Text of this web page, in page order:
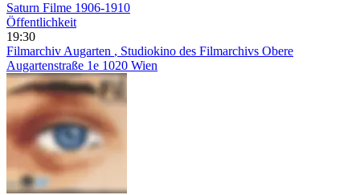
Saturn Filme 1906-1910
Öffentlichkeit
19:30
Filmarchiv Augarten , Studiokino des Filmarchivs Obere
Augartenstraße 1e 1020 Wien